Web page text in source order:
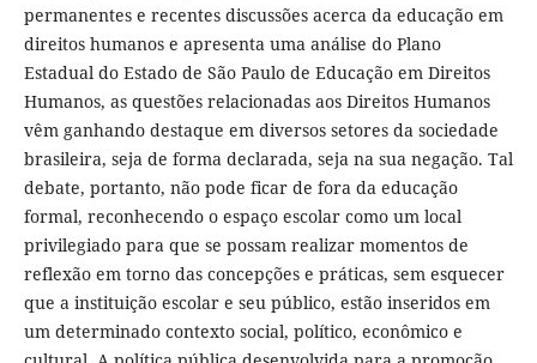
permanentes e recentes discussões acerca da educação em
direitos humanos e apresenta uma análise do Plano
Estadual do Estado de São Paulo de Educação em Direitos
Humanos, as questões relacionadas aos Direitos Humanos
vêm ganhando destaque em diversos setores da sociedade
brasileira, seja de forma declarada, seja na sua negação. Tal
debate, portanto, não pode ficar de fora da educação
formal, reconhecendo o espaço escolar como um local
privilegiado para que se possam realizar momentos de
reflexão em torno das concepções e práticas, sem esquecer
que a instituição escolar e seu público, estão inseridos em
um determinado contexto social, político, econômico e